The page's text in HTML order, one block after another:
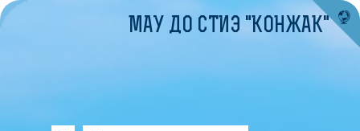
МАУ ДО СТИЭ "КОНЖАК"